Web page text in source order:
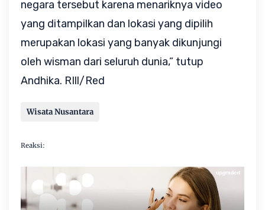
negara tersebut karena menariknya video
yang ditampilkan dan lokasi yang dipilih
merupakan lokasi yang banyak dikunjungi
oleh wisman dari seluruh dunia,” tutup
Andhika. RIll/Red
Wisata Nusantara
Reaksi: